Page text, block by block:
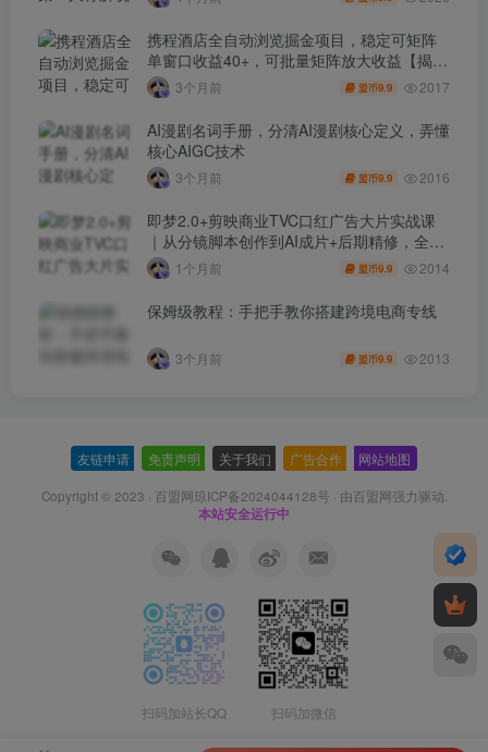
携程酒店全自动浏览掘金项目，稳定可矩阵
单窗口收益40+，可批量矩阵放大收益【揭
秘】3个月前 盟币9.9 2017
AI漫剧名词手册，分清AI漫剧核心定义，弄懂
核心AIGC技术
3个月前 盟币9.9 2016
即梦2.0+剪映商业TVC口红广告大片实战课
｜从分镜脚本创作到AI成片+后期精修，全流
程打造品牌级产品广告
1个月前 盟币9.9 2014
保姆级教程：手把手教你搭建跨境电商专线
3个月前 盟币9.9 2013
友链申请 免责声明 关于我们 广告合作 网站地图
Copyright © 2023 · 百盟网琼ICP备2024044128号 · 由百盟网强力驱动.
本站安全运行中
扫码加站长QQ 扫码加微信